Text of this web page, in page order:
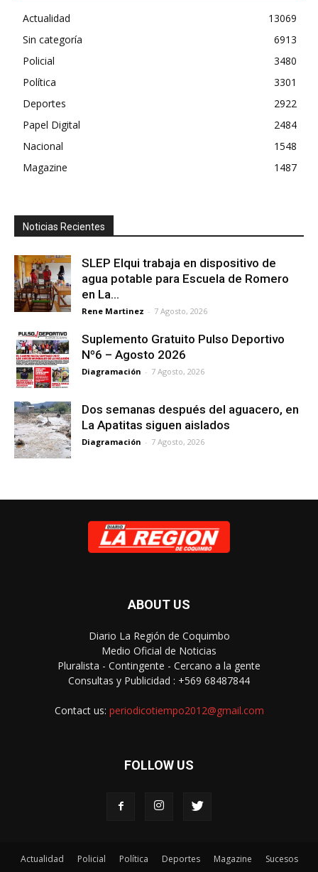
Actualidad
13069
Sin categoría
6913
Policial
3480
Política
3301
Deportes
2922
Papel Digital
2484
Nacional
1548
Magazine
1487
Noticias Recientes
SLEP Elqui trabaja en dispositivo de
agua potable para Escuela de Romero
en La...
Rene Martinez - 7 Agosto, 2026
Suplemento Gratuito Pulso Deportivo
Nº6 – Agosto 2026
Diagramación - 7 Agosto, 2026
Dos semanas después del aguacero, en
La Apatitas siguen aislados
Diagramación - 7 Agosto, 2026
ABOUT US
Diario La Región de Coquimbo
Medio Oficial de Noticias
Pluralista - Contingente - Cercano a la gente
Consultas y Publicidad : +569 68487844
Contact us: periodicotiempo2012@gmail.com
FOLLOW US
Actualidad Policial Política Deportes Magazine Sucesos